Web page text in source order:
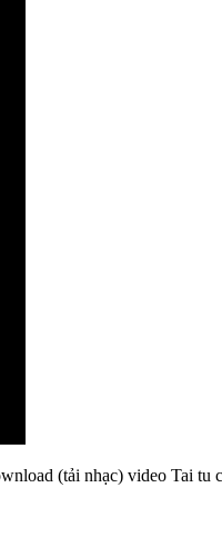
(tải nhạc) video Tai